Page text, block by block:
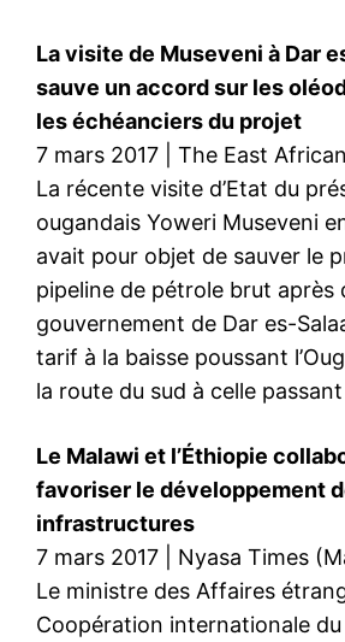
La visite de Museveni à Dar
sauve un accord sur les
les échéanciers du projet
7 mars 2017 | The East African
La récente visite d’Etat du
ougandais Yoweri Museveni
avait pour objet de sauver le
pipeline de pétrole brut après
gouvernement de Dar es-
tarif à la baisse poussant
la route du sud à celle
Le Malawi et l’Éthiopie
favoriser le développement
infrastructures
7 mars 2017 | Nyasa Times
Le ministre des Affaires
Coopération internationale du